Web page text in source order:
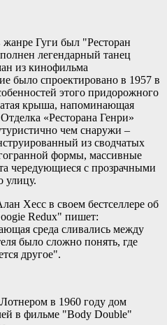
Гуги был "Ресторан
легендарный танец
из кинофильма
было спроектировано в 1957 в
этого придорожного
крыша, напоминающая
«Ресторана Генри»
чем снаружи –
из сводчатых
формы, массивные
чередующиеся с прозрачными
улицу.
Хесс в своем бестселлере об
Redux" пишет:
среда сливались между
было сложно понять, где
другое".
в 1960 году дом
в фильме "Body Double"